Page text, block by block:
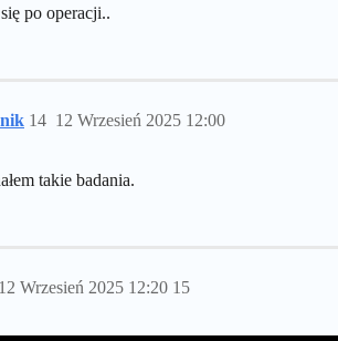
po operacji..
12 Wrzesień 2025 12:00
14
takie badania.
12 Wrzesień 2025 12:20 15